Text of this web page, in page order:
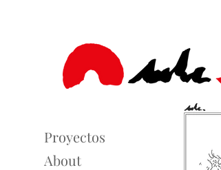
Proyectos
About